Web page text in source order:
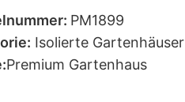
PM1899
Isolierte Gartenhäuser
Premium Gartenhaus